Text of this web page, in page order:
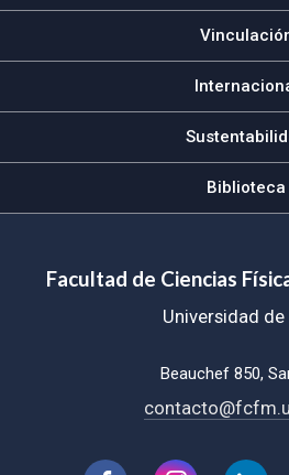
Biblioteca
Facultad de Ciencias
Universidad de
Beauchef 850,